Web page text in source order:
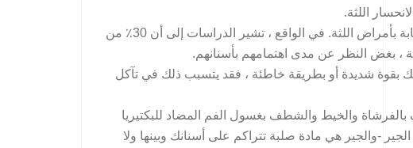
اللثة.
. قد يكون بعض الناس أكثر عرضة للإصابة بأمراض اللثة. في الواقع ، تشير الدراسات إلى أن 30٪ من
، بغض النظر عن مدى اهتمامهم بأسنانهم.
بقوة شديدة أو بطريقة خاطئة ، فقد يتسبب ذلك في تآكل
والخيط والشطف بغسول الفم المضاد للبكتيريا
-والجير هي مادة صلبة تتراكم على أسنانك وبينها ولا